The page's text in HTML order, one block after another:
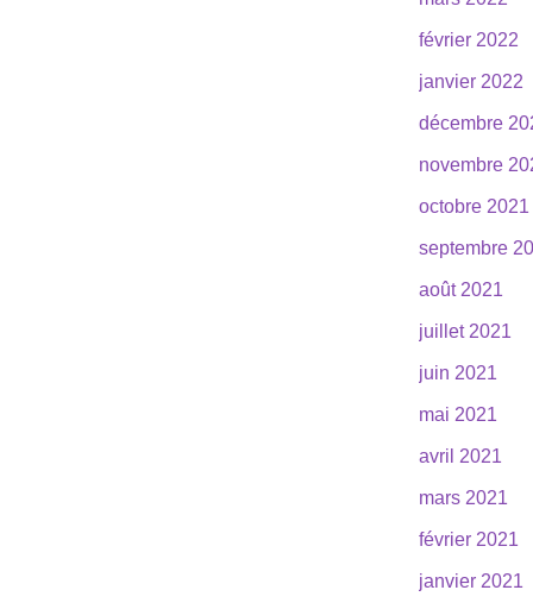
février 2022
janvier 2022
décembre
novembre
octobre 2021
septembre
août 2021
juillet 2021
juin 2021
mai 2021
avril 2021
mars 2021
février 2021
janvier 2021